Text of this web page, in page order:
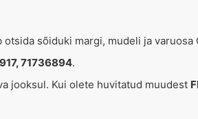
sõiduki margi, mudeli ja varuosa
71736894.
jooksul. Kui olete huvitatud muudest